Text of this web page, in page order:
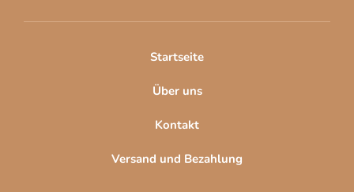
Startseite
Über uns
Kontakt
Versand und Bezahlung